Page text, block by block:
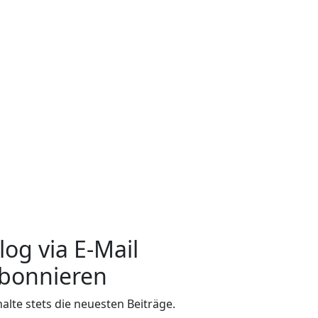
via E-Mail
stets die neuesten Beiträge.